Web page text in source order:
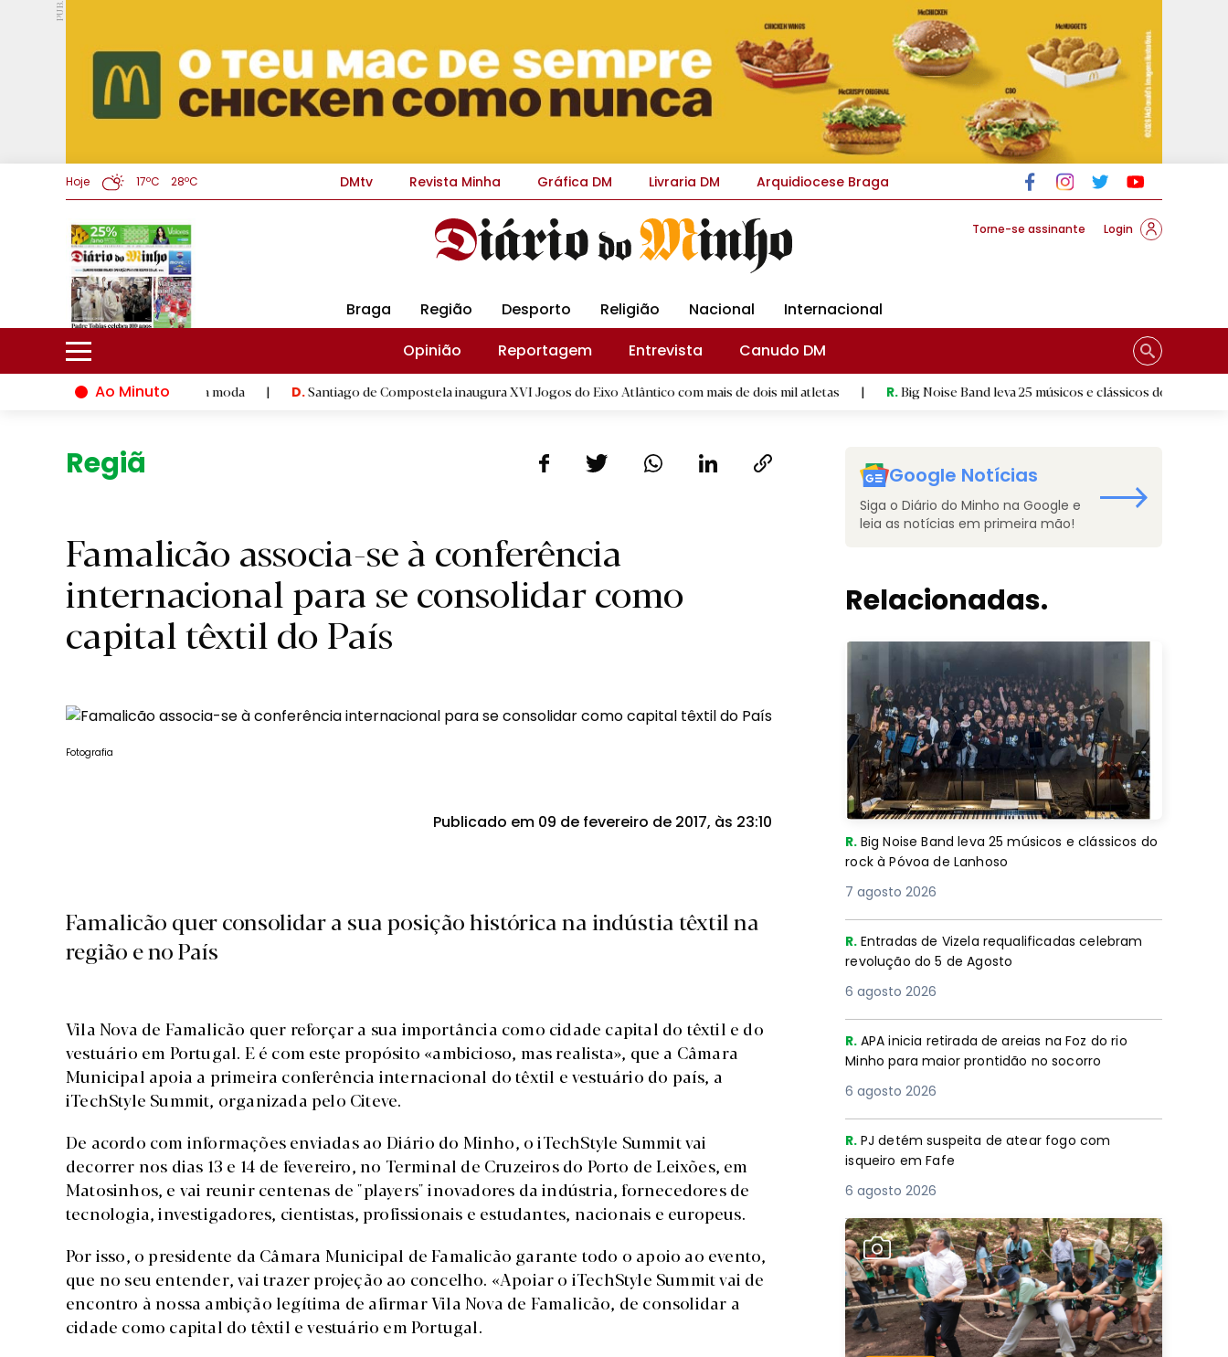
PUB.
Hoje 17ºC 28ºC DMtv Revista Minha Gráfica DM Livraria DM Arquidiocese Braga
Torne-se assinante Login
Braga Região Desporto Religião Nacional
Internacional
Opinião
Reportagem Entrevista
Canudo DM
Ao Minuto
do mundo da moda D.Santiago de Compostela inaugura XVI Jogos do Eixo Atlântico com mais de dois mil atletas | R.Big Noise Band leva 25 músicos e clássicos do rock à Póvoa de
Região.
Famalicão associa-se à conferência
internacional para se consolidar como
capital têxtil do País
Fotografia
Publicado em 09 de fevereiro de 2017, às 23:10
Famalicão quer consolidar a sua posição histórica na indústia têxtil na
região e no País
Vila Nova de Famalicão quer reforçar a sua importância como cidade capital do têxtil e do
vestuário em Portugal. E é com este propósito «ambicioso, mas realista», que a Câmara
Municipal apoia a primeira conferência internacional do têxtil e vestuário do país, a
iTechStyle Summit, organizada pelo Citeve.
De acordo com informações enviadas ao Diário do Minho, o iTechStyle Summit vai
decorrer nos dias 13 e 14 de fevereiro, no Terminal de Cruzeiros do Porto de Leixões, em
Matosinhos, e vai reunir centenas de "players" inovadores da indústria, fornecedores de
tecnologia, investigadores, cientistas, profissionais e estudantes, nacionais e europeus.
Por isso, o presidente da Câmara Municipal de Famalicão garante todo o apoio ao evento,
que no seu entender, vai trazer projeção ao concelho. «Apoiar o iTechStyle Summit vai de
encontro à nossa ambição legítima de afirmar Vila Nova de Famalicão, de consolidar a
cidade como capital do têxtil e vestuário em Portugal.
Google Notícias
Siga o Diário do Minho na Google e
leia as notícias em primeira mão!
Relacionadas.
R. Big Noise Band leva 25 músicos e clássicos do
rock à Póvoa de Lanhoso
7 agosto 2026
R. Entradas de Vizela requalificadas celebram
revolução do 5 de Agosto
6 agosto 2026
R. APA inicia retirada de areias na Foz do rio
Minho para maior prontidão no socorro
6 agosto 2026
R. PJ detém suspeita de atear fogo com
isqueiro em Fafe
6 agosto 2026